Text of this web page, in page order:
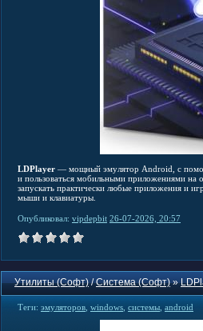
LDPlayer — мощный эмулятор Android, с
и пользоваться мобильными приложениями на
запускать практически любые приложения и
мыши и клавиатуры.
Опубликовал: vipdepbit 26-07-2026, 20:57
Утилиты (Софт)/Система (Софт)»
Теги: эмуляторов windows системы android